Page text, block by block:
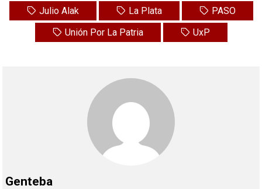
Julio Alak
La Plata
PASO
Unión Por La Patria
UxP
Genteba